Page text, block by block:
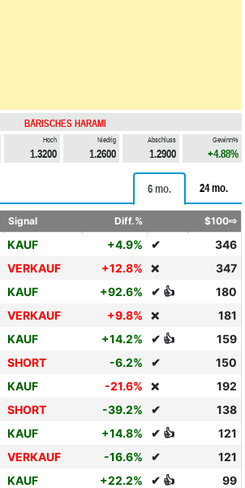
BÄRISCHES HARAMI
Hoch
1.3200
Niedrig
1.2600
Abschluss
1.2900
Gewinn%
+4.88%
6 mo. 24 mo.
Signal Diff.% $100⇨
KAUF +4.9% ✔
346
VERKAUF +12.8% ❌
347
KAUF +92.6% ✔ 👍
180
VERKAUF +9.8% ❌
181
KAUF +14.2% ✔ 👍
159
SHORT -6.2% ✔
150
KAUF -21.6% ❌
192
SHORT -39.2% ✔
138
KAUF +14.8% ✔ 👍
121
VERKAUF -16.6% ✔
121
KAUF +22.2% ✔ 👍
99